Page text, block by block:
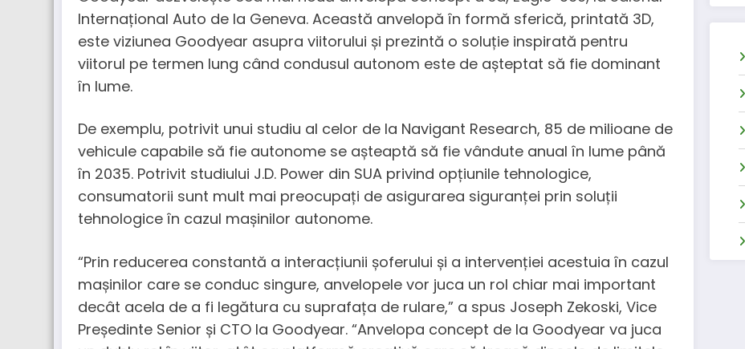
Internațional Auto de la Geneva. Această anvelopă în formă sferică, printată 3D,
este viziunea Goodyear asupra viitorului și prezintă o soluție inspirată pentru
viitorul pe termen lung când condusul autonom este de așteptat să fie dominant
în lume.
De exemplu, potrivit unui studiu al celor de la Navigant Research, 85 de milioane de
vehicule capabile să fie autonome se așteaptă să fie vândute anual în lume până
în 2035. Potrivit studiului J.D. Power din SUA privind opțiunile tehnologice,
consumatorii sunt mult mai preocupați de asigurarea siguranței prin soluții
tehnologice în cazul mașinilor autonome.
“Prin reducerea constantă a interacțiunii șoferului și a intervenției acestuia în cazul
mașinilor care se conduc singure, anvelopele vor juca un rol chiar mai important
decât acela de a fi legătura cu suprafața de rulare,” a spus Joseph Zekoski, Vice
Președinte Senior și CTO la Goodyear. “Anvelopa concept de la Goodyear va juca